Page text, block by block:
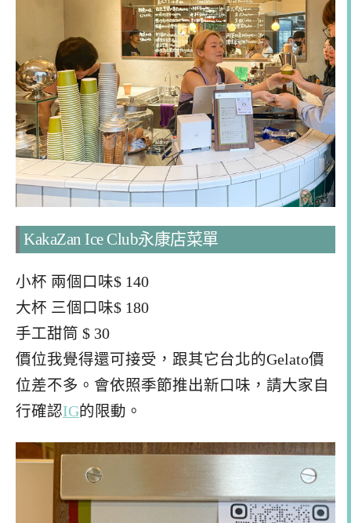
KakaZan Ice Club永康店菜單
小杯 兩個口味$ 140
大杯 三個口味$ 180
手工甜筒 $ 30
價位我覺得還可接受，跟其它台北的Gelato價
位差不多。會依照季節推出新口味，請大家自
行確認IG的限動。